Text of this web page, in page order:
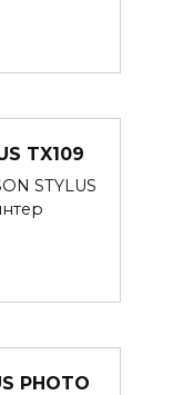
TX109
STYLUS
PHOTO